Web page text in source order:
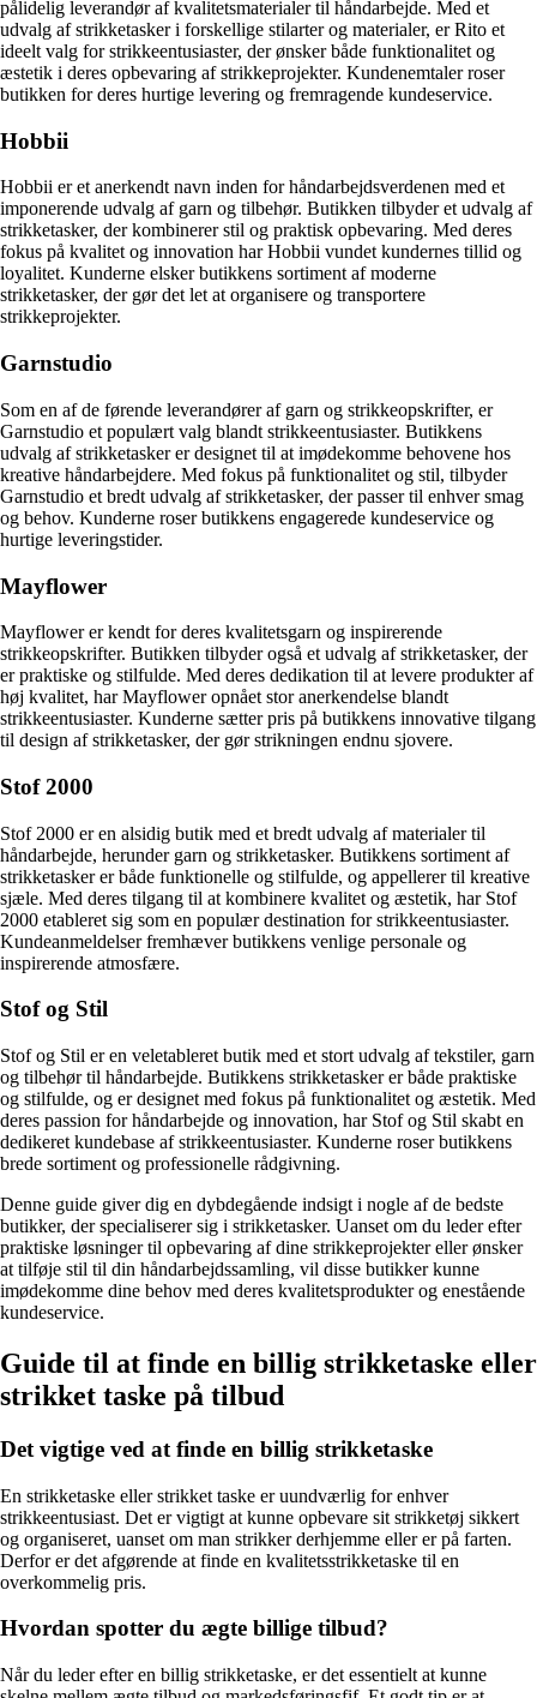
pålidelig leverandør af kvalitetsmaterialer til håndarbejde. Med et
udvalg af strikketasker i forskellige stilarter og materialer, er Rito et
ideelt valg for strikkeentusiaster, der ønsker både funktionalitet og
æstetik i deres opbevaring af strikkeprojekter. Kundenemtaler roser
butikken for deres hurtige levering og fremragende kundeservice.
Hobbii
Hobbii er et anerkendt navn inden for håndarbejdsverdenen med et
imponerende udvalg af garn og tilbehør. Butikken tilbyder et udvalg af
strikketasker, der kombinerer stil og praktisk opbevaring. Med deres
fokus på kvalitet og innovation har Hobbii vundet kundernes tillid og
loyalitet. Kunderne elsker butikkens sortiment af moderne
strikketasker, der gør det let at organisere og transportere
strikkeprojekter.
Garnstudio
Som en af de førende leverandører af garn og strikkeopskrifter, er
Garnstudio et populært valg blandt strikkeentusiaster. Butikkens
udvalg af strikketasker er designet til at imødekomme behovene hos
kreative håndarbejdere. Med fokus på funktionalitet og stil, tilbyder
Garnstudio et bredt udvalg af strikketasker, der passer til enhver smag
og behov. Kunderne roser butikkens engagerede kundeservice og
hurtige leveringstider.
Mayflower
Mayflower er kendt for deres kvalitetsgarn og inspirerende
strikkeopskrifter. Butikken tilbyder også et udvalg af strikketasker, der
er praktiske og stilfulde. Med deres dedikation til at levere produkter af
høj kvalitet, har Mayflower opnået stor anerkendelse blandt
strikkeentusiaster. Kunderne sætter pris på butikkens innovative tilgang
til design af strikketasker, der gør strikningen endnu sjovere.
Stof 2000
Stof 2000 er en alsidig butik med et bredt udvalg af materialer til
håndarbejde, herunder garn og strikketasker. Butikkens sortiment af
strikketasker er både funktionelle og stilfulde, og appellerer til kreative
sjæle. Med deres tilgang til at kombinere kvalitet og æstetik, har Stof
2000 etableret sig som en populær destination for strikkeentusiaster.
Kundeanmeldelser fremhæver butikkens venlige personale og
inspirerende atmosfære.
Stof og Stil
Stof og Stil er en veletableret butik med et stort udvalg af tekstiler, garn
og tilbehør til håndarbejde. Butikkens strikketasker er både praktiske
og stilfulde, og er designet med fokus på funktionalitet og æstetik. Med
deres passion for håndarbejde og innovation, har Stof og Stil skabt en
dedikeret kundebase af strikkeentusiaster. Kunderne roser butikkens
brede sortiment og professionelle rådgivning.
Denne guide giver dig en dybdegående indsigt i nogle af de bedste
butikker, der specialiserer sig i strikketasker. Uanset om du leder efter
praktiske løsninger til opbevaring af dine strikkeprojekter eller ønsker
at tilføje stil til din håndarbejdssamling, vil disse butikker kunne
imødekomme dine behov med deres kvalitetsprodukter og enestående
kundeservice.
Guide til at finde en billig strikketaske eller
strikket taske på tilbud
Det vigtige ved at finde en billig strikketaske
En strikketaske eller strikket taske er uundværlig for enhver
strikkeentusiast. Det er vigtigt at kunne opbevare sit strikketøj sikkert
og organiseret, uanset om man strikker derhjemme eller er på farten.
Derfor er det afgørende at finde en kvalitetsstrikketaske til en
overkommelig pris.
Hvordan spotter du ægte billige tilbud?
Når du leder efter en billig strikketaske, er det essentielt at kunne